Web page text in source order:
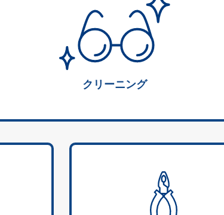
クリーニング